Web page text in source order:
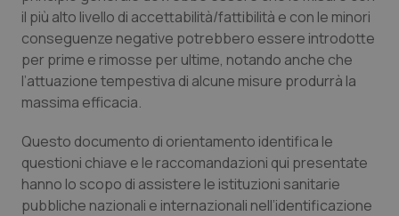
Sardegna
Sicilia
Toscana
Umbria
Malattia di Crohn & Rettocolite Ulcerosa
Neuroscienze & patologie neurodegenerative
Obesità
Oftalmologia
il più alto livello di accettabilità/fattibilità e con le minori
conseguenze negative potrebbero essere introdotte
per prime e rimosse per ultime, notando anche che
l’attuazione tempestiva di alcune misure produrrà la
massima efficacia.
Questo documento di orientamento identifica le
questioni chiave e le raccomandazioni qui presentate
hanno lo scopo di assistere le istituzioni sanitarie
pubbliche nazionali e internazionali nell’identificazione